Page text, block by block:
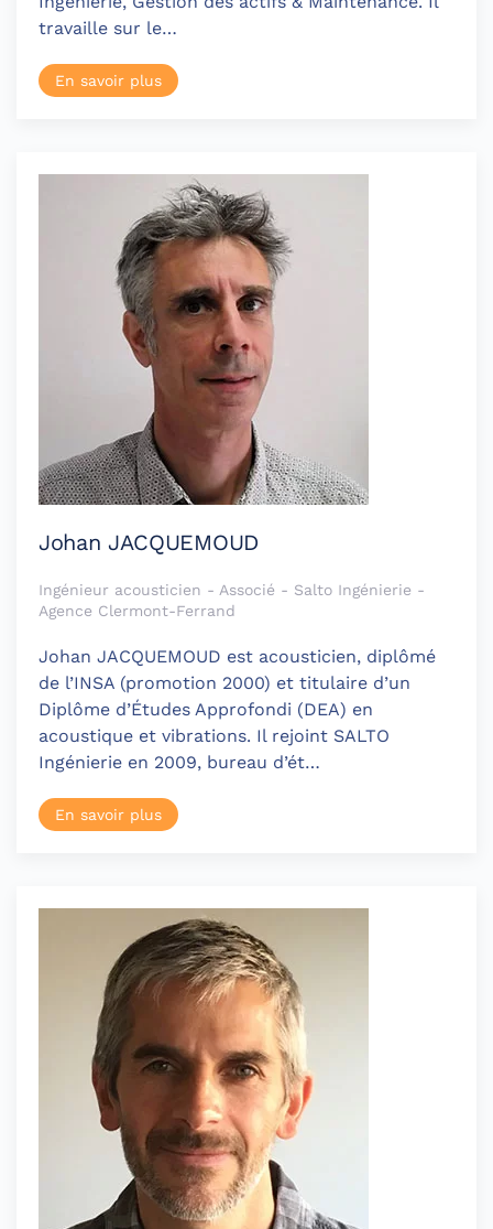
travaille sur le…
En savoir plus
Johan JACQUEMOUD
Ingénieur acousticien - Associé - Salto Ingénierie -
Agence Clermont-Ferrand
Johan JACQUEMOUD est acousticien, diplômé
de l’INSA (promotion 2000) et titulaire d’un
Diplôme d’Études Approfondi (DEA) en
acoustique et vibrations. Il rejoint SALTO
Ingénierie en 2009, bureau d’ét…
En savoir plus